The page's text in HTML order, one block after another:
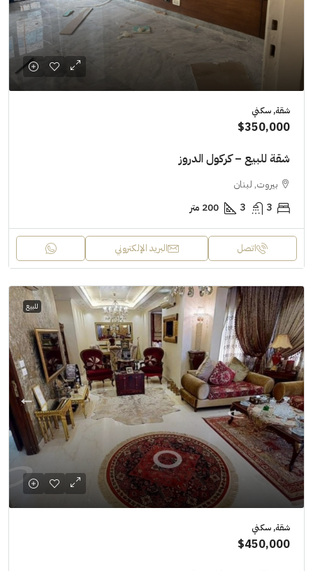
شقة, سكني
$350,000
شقة للبيع – كركول الدروز
بيروت, لبنان
3
3 200 متر
اتصل البريد الإلكتروني
للبيع
شقة, سكني
$450,000